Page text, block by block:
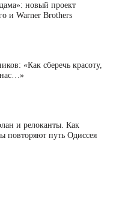
новый проект
и Warner Brothers
«Как сберечь красоту,
нас…»
и релоканты. Как
повторяют путь Одиссея